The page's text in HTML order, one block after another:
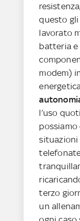
questo
lavorato
batteria e
modem)
l’uso
possiamo
situazioni
terzo
un